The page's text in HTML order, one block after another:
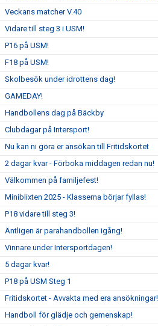
Veckans matcher V.40
Vidare till steg 3 i USM!
P16 på USM!
F18 på USM!
Skolbesök under idrottens dag!
GAMEDAY!
Handbollens dag på Bäckby
Clubdagar på Intersport!
Nu kan ni göra er ansökan till Fritidskortet
2 dagar kvar - Förboka middagen redan nu!
Välkommen på familjefest!
Miniblixten 2025 - Klasserna börjar fyllas!
P18 vidare till steg 3!
Äntligen är parahandbollen igång!
Vinnare under Intersportdagen!
5 dagar kvar!
P18 på USM Steg 1
Fritidskortet - Avvakta med era ansökningar!
Handboll för glädje och gemenskap!